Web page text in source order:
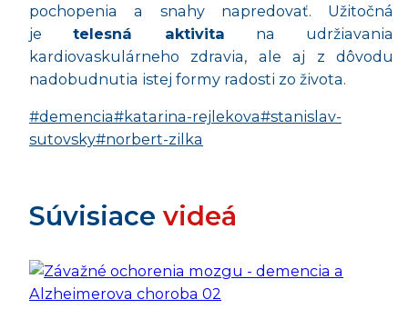
pochopenia a snahy napredovať. Užitočná
jetelesná aktivita na udržiavania
kardiovaskulárneho zdravia, ale aj z dôvodu
nadobudnutia istej formy radosti zo života.
#demencia#katarina-rejlekova#stanislav-
sutovsky#norbert-zilka
Súvisiace videá